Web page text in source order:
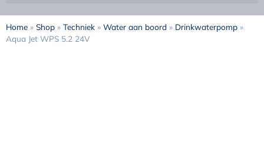
Home » Shop » Techniek » Water aan boord » Drinkwaterpomp »
Aqua Jet WPS 5.2 24V